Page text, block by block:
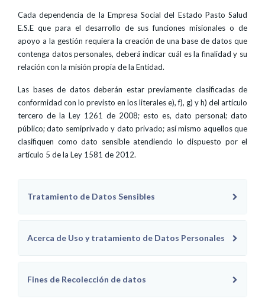
Cada dependencia de la Empresa Social del Estado Pasto Salud
E.S.E que para el desarrollo de sus funciones misionales o de
apoyo a la gestión requiera la creación de una base de datos que
contenga datos personales, deberá indicar cuál es la finalidad y su
relación con la misión propia de la Entidad.
Las bases de datos deberán estar previamente clasificadas de
conformidad con lo previsto en los literales e), f), g) y h) del artículo
tercero de la Ley 1261 de 2008; esto es, dato personal; dato
público; dato semiprivado y dato privado; así mismo aquellos que
clasifiquen como dato sensible atendiendo lo dispuesto por el
artículo 5 de la Ley 1581 de 2012.
Tratamiento de Datos Sensibles
Acerca de Uso y tratamiento de Datos Personales
Fines de Recolección de datos